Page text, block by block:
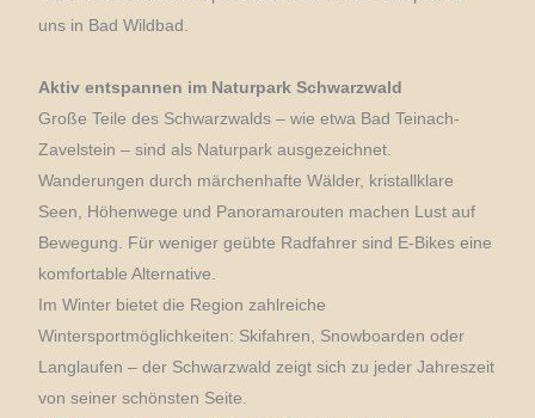
uns in Bad Wildbad.
Aktiv entspannen im Naturpark Schwarzwald
Große Teile des Schwarzwalds – wie etwa Bad Teinach-
Zavelstein – sind als Naturpark ausgezeichnet.
Wanderungen durch märchenhafte Wälder, kristallklare
Seen, Höhenwege und Panoramarouten machen Lust auf
Bewegung. Für weniger geübte Radfahrer sind E-Bikes eine
komfortable Alternative.
Im Winter bietet die Region zahlreiche
Wintersportmöglichkeiten: Skifahren, Snowboarden oder
Langlaufen – der Schwarzwald zeigt sich zu jeder Jahreszeit
von seiner schönsten Seite.